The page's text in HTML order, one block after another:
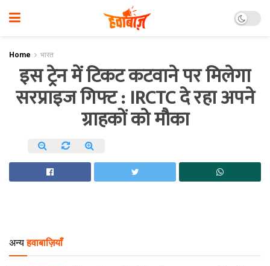
Home भारत
इस ट्रेन में टिकट कटवाने पर मिलेगा
सरप्राइज गिफ्ट : IRCTC दे रहा अपने
ग्राहकों को मौका
अन्य हवाबाज़ियाँ